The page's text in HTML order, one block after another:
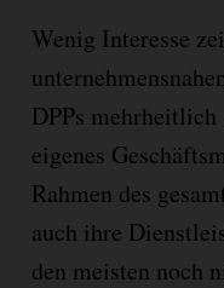
Wenig Interesse
DPPs
eigenes
Rahmen des
auch ihre
den meisten noch